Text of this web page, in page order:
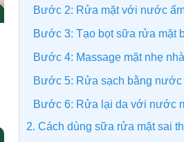
Bước 2: Rửa mặt với nước
Bước 3: Tạo bọt sữa rửa mặt
Bước 4: Massage mặt nhẹ
Bước 5: Rửa sạch bằng nước
Bước 6: Rửa lại da với nước
2. Cách dùng sữa rửa mặt sai